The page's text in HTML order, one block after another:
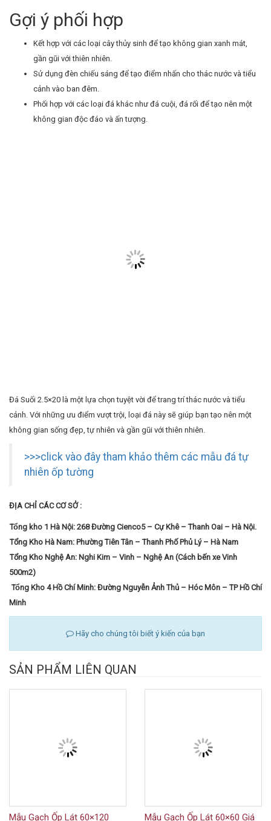
Gợi ý phối hợp
Kết hợp với các loại cây thủy sinh để tạo không gian xanh mát,
gần gũi với thiên nhiên.
Sử dụng đèn chiếu sáng để tạo điểm nhấn cho thác nước và tiểu
cảnh vào ban đêm.
Phối hợp với các loại đá khác như đá cuội, đá rối để tạo nên một
không gian độc đáo và ấn tượng.
Đá Suối 2.5×20 là một lựa chọn tuyệt vời để trang trí thác nước và tiểu
cảnh. Với những ưu điểm vượt trội, loại đá này sẽ giúp bạn tạo nên một
không gian sống đẹp, tự nhiên và gần gũi với thiên nhiên.
>>>click vào đây tham khảo thêm các mẫu đá tự
nhiên ốp tường
ĐỊA CHỈ CÁC CƠ SỞ :
Tổng kho 1 Hà Nội: 268 Đường Cienco5 – Cự Khê – Thanh Oai – Hà Nội.
Tổng Kho Hà Nam: Phường Tiên Tân – Thanh Phố Phủ Lý – Hà Nam
Tổng Kho Nghệ An: Nghi Kim – Vinh – Nghệ An (Cách bến xe Vinh
500m2)
Tổng Kho 4 Hồ Chí Minh: Đường Nguyễn Ảnh Thủ – Hóc Môn – TP Hồ Chí
Minh
Hãy cho chúng tôi biết ý kiến của bạn
SẢN PHẨM LIÊN QUAN
Mẫu Gạch Ốp Lát 60×120
Mẫu Gạch Ốp Lát 60×60 Giá